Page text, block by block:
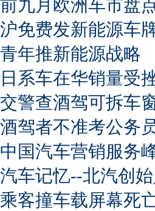
前九月欧洲车市盘
沪免费发新能源车
青年推新能源战略
日系车在华销量受
交警查酒驾可拆车
酒驾者不准考公务
中国汽车营销服务
汽车记忆--北汽创始
乘客撞车载屏幕死